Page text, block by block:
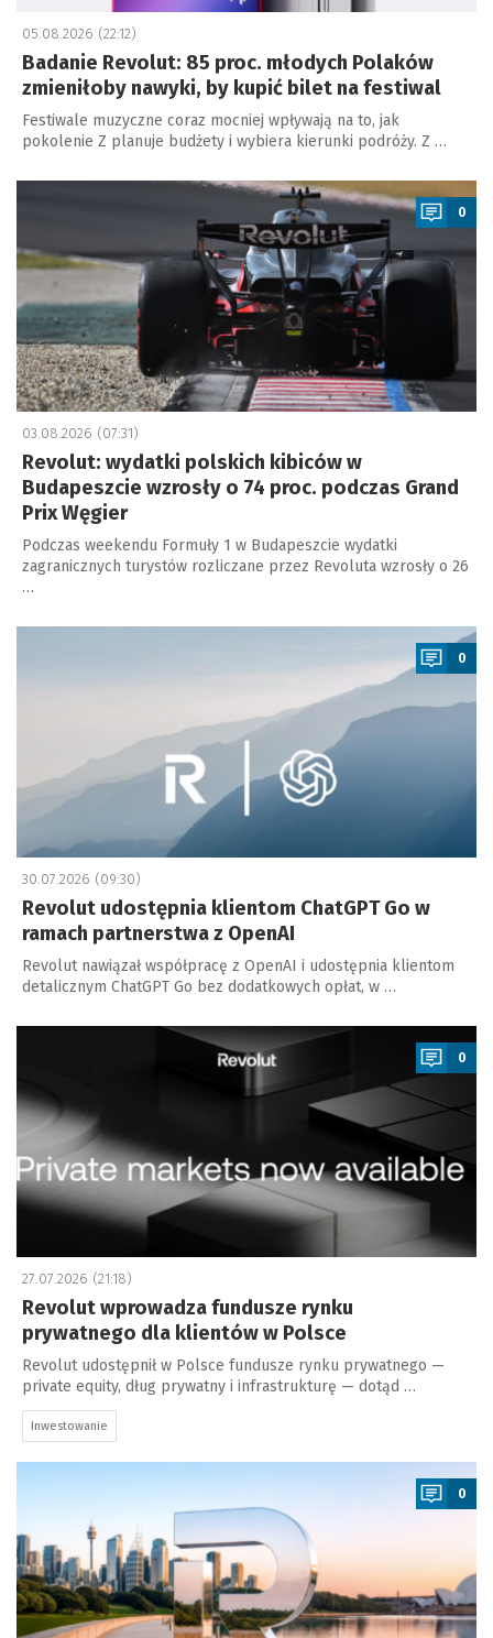
05.08.2026 (22:12)
Badanie Revolut: 85 proc. młodych Polaków
zmieniłoby nawyki, by kupić bilet na festiwal
Festiwale muzyczne coraz mocniej wpływają na to, jak
pokolenie Z planuje budżety i wybiera kierunki podróży. Z …
a
0
03.08.2026 (07:31)
Revolut: wydatki polskich kibiców w
Budapeszcie wzrosły o 74 proc. podczas Grand
Prix Węgier
Podczas weekendu Formuły 1 w Budapeszcie wydatki
zagranicznych turystów rozliczane przez Revoluta wzrosły o 26
…
a
0
30.07.2026 (09:30)
Revolut udostępnia klientom ChatGPT Go w
ramach partnerstwa z OpenAI
Revolut nawiązał współpracę z OpenAI i udostępnia klientom
detalicznym ChatGPT Go bez dodatkowych opłat, w …
a
0
27.07.2026 (21:18)
Revolut wprowadza fundusze rynku
prywatnego dla klientów w Polsce
Revolut udostępnił w Polsce fundusze rynku prywatnego —
private equity, dług prywatny i infrastrukturę — dotąd …
Inwestowanie
a
0